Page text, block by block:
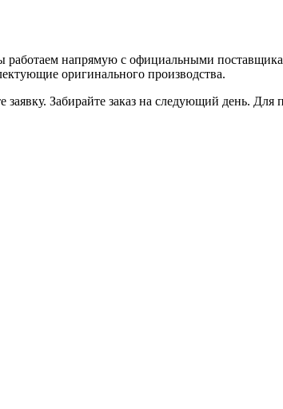
напрямую с официальными
оригинального производства.
Забирайте заказ на следующий день. Для